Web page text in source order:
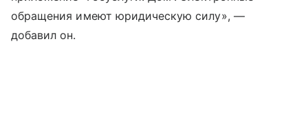
обращения имеют юридическую силу», —
добавил он.